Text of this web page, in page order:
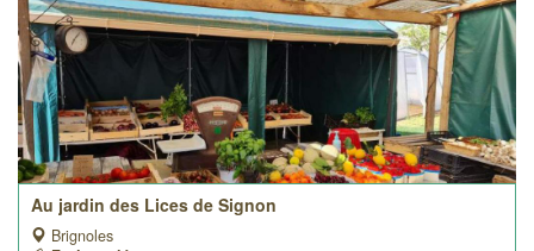
Au jardin des Lices de Signon
Brignoles